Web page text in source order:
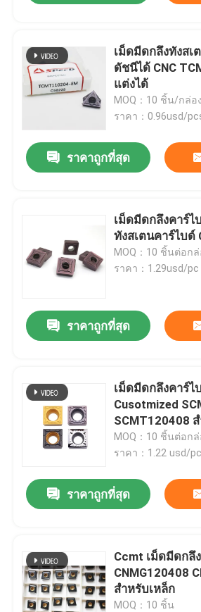
เม็ดมีดกลึงทังส
ดัชนีได้ CNC
แต่งได้
MOQ：10 ชิ้น/กล่อง
ราคา：0.96usd/
ราคาถูกที่สุด
เม็ดมีดกลึงคาร์ไ
ทังสเตนคาร์ไบด์
MOQ：10 ชิ้นต่อกล่
ราคา：1.29usd/pc
ราคาถูกที่สุด
เม็ดมีดกลึงคาร์
Cusotmized
SCMT120408
โลหะ
MOQ：10 ชิ้นต่อกล่
ราคา：1.22 usd/pc
ราคาถูกที่สุด
Ccmt เม็ดมีดกลึ
CNMG120408
สำหรับเหล็ก
MOQ：10 ชิ้น